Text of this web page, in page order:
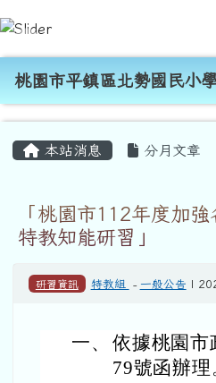
跳至主內容區
桃園市平鎮區北勢
導覽列
桃園市平鎮區北勢國民小
本站消息 分月文章
「桃園市112年度加
特教知能研習」
研習資訊 特教組 - 一般公告 |
一、 依據桃園市
79號函辦理